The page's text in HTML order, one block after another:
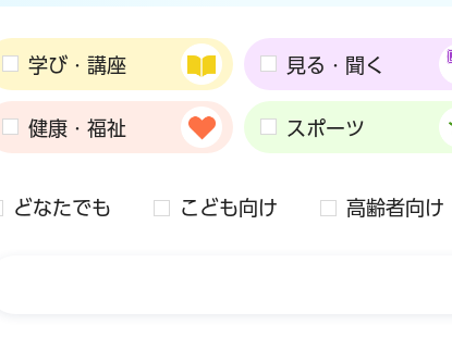
学び・講座 見る・聞く
健康・福祉 スポーツ
どなたでも こども向け 高齢者向け